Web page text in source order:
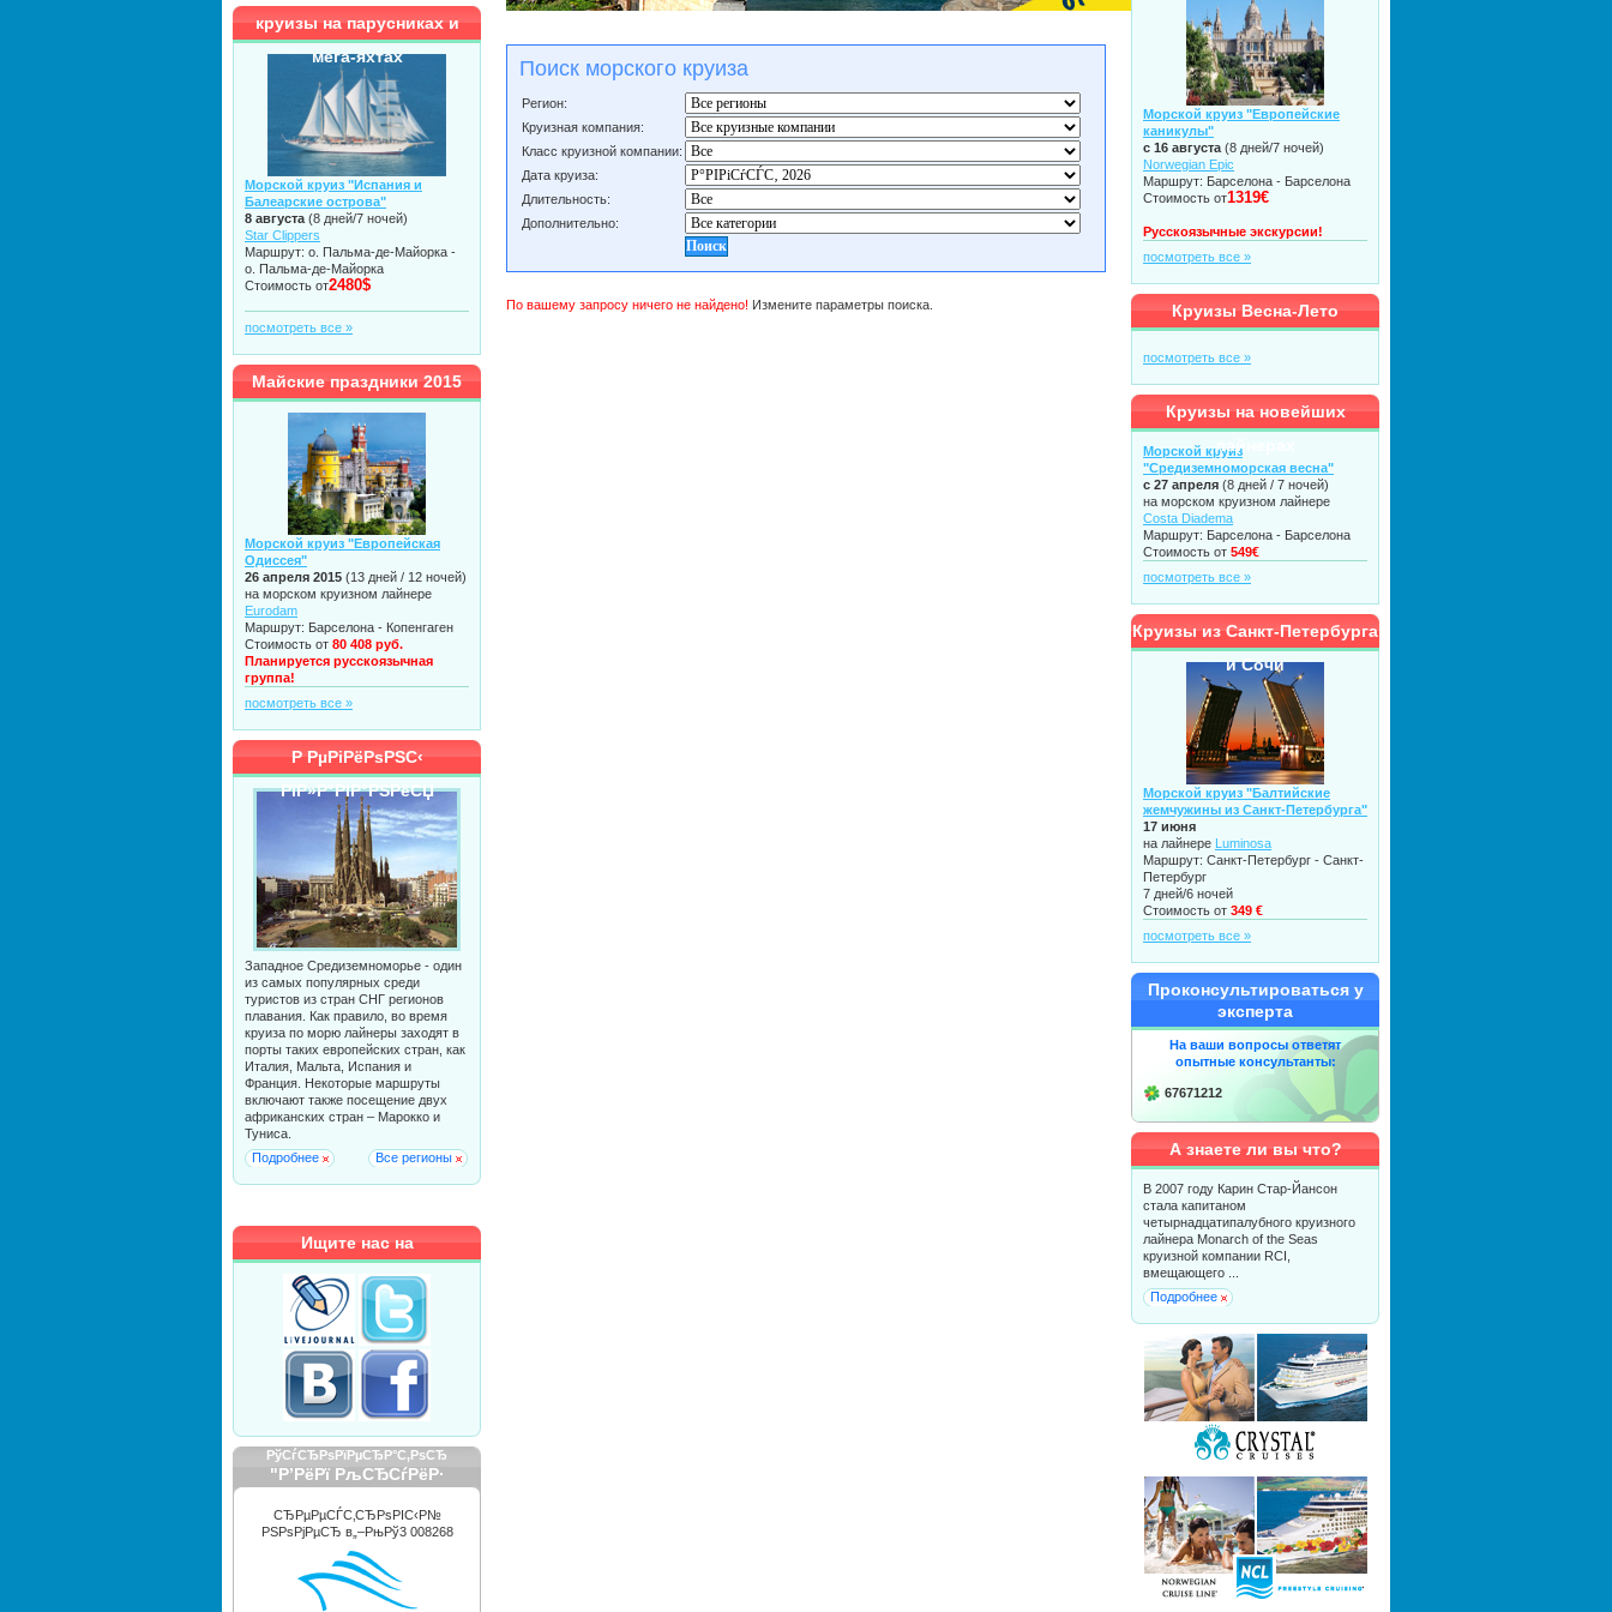
Поиск морского круиза
Регион:
Круизная компания:
Класс круизной компании:
Дата круиза:
Длительность:
Дополнительно:
По вашему запросу ничего не найдено! Измените параметры поиска.
круизы на парусниках и
мега-яхтах
Морской круиз "Испания и
Балеарские острова"
8 августа (8 дней/7 ночей)
Star Clippers
Маршрут: о. Пальма-де-Майорка -
о. Пальма-де-Майорка
Стоимость от2480$
посмотреть все »
Майские праздники 2015
Морской круиз "Европейская
Одиссея"
26 апреля 2015 (13 дней / 12 ночей)
на морском круизном лайнере
Eurodam
Маршрут: Барселона - Копенгаген
Стоимость от 80 408 руб.
Планируется русскоязычная
группа!
посмотреть все »
Р РµРіРёРѕРЅС‹
РїР»Р°РІР°РЅРёСЏ
Западное Средиземноморье - один
из самых популярных среди
туристов из стран СНГ регионов
плавания. Как правило, во время
круиза по морю лайнеры заходят в
порты таких европейских стран, как
Италия, Мальта, Испания и
Франция. Некоторые маршруты
включают также посещение двух
африканских стран – Марокко и
Туниса.
Подробнее
Все регионы
Ищите нас на
СЂРµРµСЃС‚СЂРѕРІС‹Р№
РЅРѕРјРµСЂ в„–РњРў3 008268
РўСѓСЂРѕРїРµСЂР°С‚РѕСЂ
"Р’РёРї РљСЂСѓРёР·
Морской круиз "Европейские
каникулы"
с 16 августа (8 дней/7 ночей)
Norwegian Epic
Маршрут: Барселона - Барселона
Стоимость от1319€
Русскоязычные экскурсии!
посмотреть все »
Круизы Весна-Лето
посмотреть все »
Круизы на новейших
лайнерах
Морской круиз
"Средиземноморская весна"
с 27 апреля (8 дней / 7 ночей)
на морском круизном лайнере
Costa Diadema
Маршрут: Барселона - Барселона
Стоимость от 549€
посмотреть все »
Круизы из Санкт-Петербурга
и Сочи
Морской круиз "Балтийские
жемчужины из Санкт-Петербурга"
17 июня
на лайнере Luminosa
Маршрут: Санкт-Петербург - Санкт-
Петербург
7 дней/6 ночей
Стоимость от 349 €
посмотреть все »
Проконсультироваться у
эксперта
На ваши вопросы ответят
опытные консультанты:
67671212
А знаете ли вы что?
В 2007 году Карин Стар-Йансон
стала капитаном
четырнадцатипалубного круизного
лайнера Monarch of the Seas
круизной компании RCI,
вмещающего ...
Подробнее